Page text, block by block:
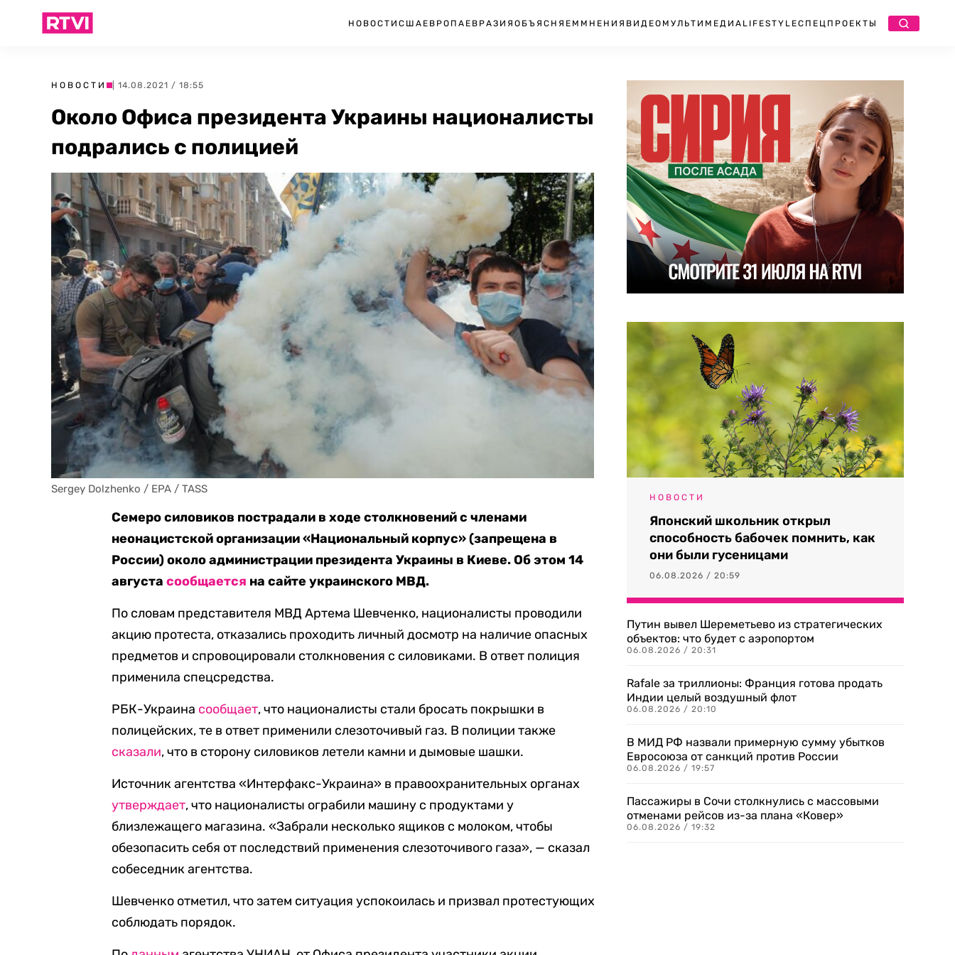
НОВОСТИ США ЕВРОПА ЕВРАЗИЯ ОБЪЯСНЯЕМ МНЕНИЯ ВИДЕО МУЛЬТИМЕДИА LIFESTYLEСПЕЦПРОЕКТЫ
НОВОСТИ | 14.08.2021 / 18:55
Около Офиса президента Украины националисты
подрались с полицией
Sergey Dolzhenko / EPA / TASS
Семеро силовиков пострадали в ходе столкновений с членами
неонацистской организации «Национальный корпус» (запрещена в
России) около администрации президента Украины в Киеве. Об этом 14
августасообщается на сайте украинского МВД.
По словам представителя МВД Артема Шевченко, националисты проводили
акцию протеста, отказались проходить личный досмотр на наличие опасных
предметов и спровоцировали столкновения с силовиками. В ответ полиция
применила спецсредства.
РБК-Украина сообщает, что националисты стали бросать покрышки в
полицейских, те в ответ применили слезоточивый газ. В полиции также
сказали, что в сторону силовиков летели камни и дымовые шашки.
Источник агентства «Интерфакс-Украина» в правоохранительных органах
утверждает, что националисты ограбили машину с продуктами у
близлежащего магазина. «Забрали несколько ящиков с молоком, чтобы
обезопасить себя от последствий применения слезоточивого газа», — сказал
собеседник агентства.
Шевченко отметил, что затем ситуация успокоилась и призвал протестующих
соблюдать порядок.
НОВОСТИ
Японский школьник открыл
способность бабочек помнить, как
они были гусеницами
06.08.2026 / 20:59
Путин вывел Шереметьево из стратегических
объектов: что будет с аэропортом
06.08.2026 / 20:31
Rafale за триллионы: Франция готова продать
Индии целый воздушный флот
06.08.2026 / 20:10
В МИД РФ назвали примерную сумму убытков
Евросоюза от санкций против России
06.08.2026 / 19:57
Пассажиры в Сочи столкнулись с массовыми
отменами рейсов из-за плана «Ковер»
06.08.2026 / 19:32